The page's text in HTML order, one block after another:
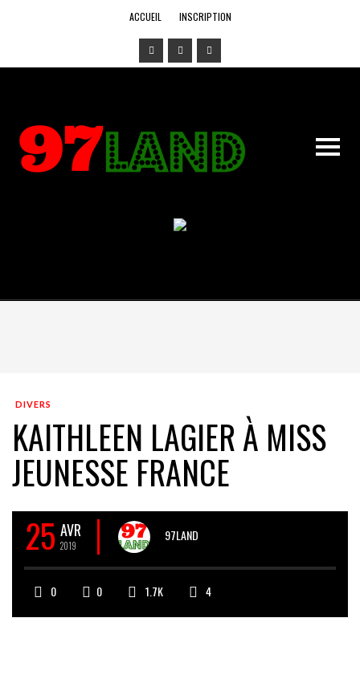
ACCUEIL INSCRIPTION
DIVERS
KAITHLEEN LAGIER À MISS
JEUNESSE FRANCE
25 AVR
2019
97LAND
0 0 1.7K 4